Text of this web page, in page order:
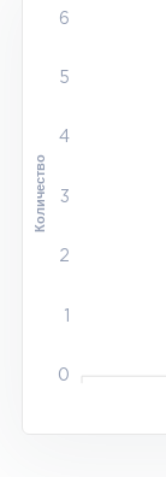
6
5
4
3
2
1
0
Количество